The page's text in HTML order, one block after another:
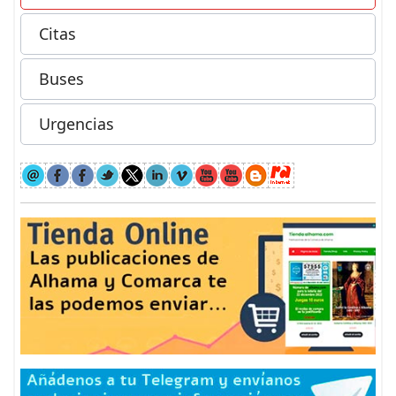
Citas
Buses
Urgencias